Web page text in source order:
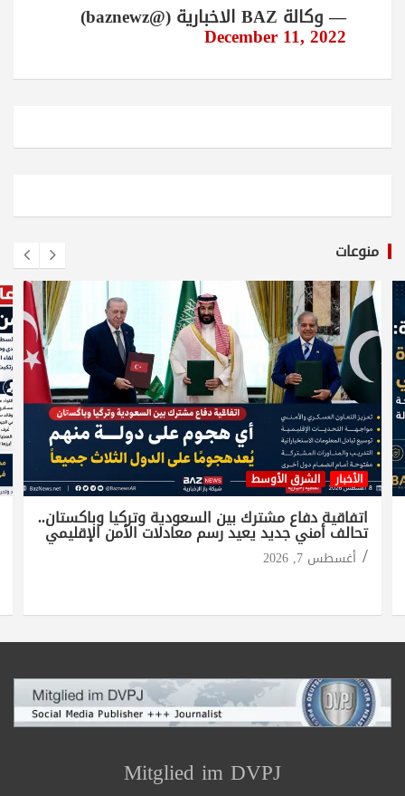
— وكالة BAZ الاخبارية (@baznewz)
December 11, 2022
منوعات
الأخبار الشرق الأوسط
اتفاقية دفاع مشترك بين السعودية وتركيا وباكستان..
تحالف أمني جديد يعيد رسم معادلات الأمن الإقليمي
أغسطس 7, 2026
Mitglied im DVPJ